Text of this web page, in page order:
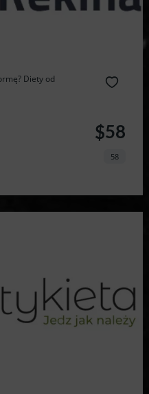
Diety od
$58
58